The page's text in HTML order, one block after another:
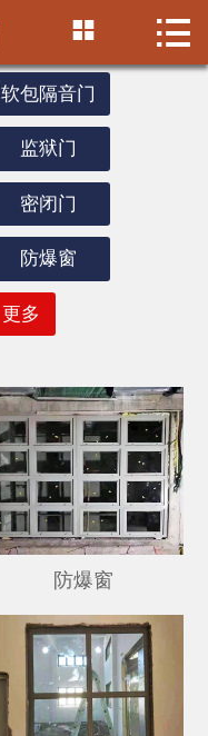
 首页
公司简介
产品中心
施工案例
视频中心
 
软包隔音门
监狱门
密闭门
防爆窗
更多
防爆窗